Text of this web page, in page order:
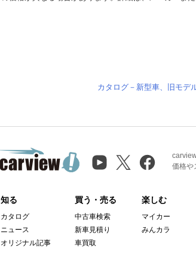
カタログ－新型車、旧モデ
価格や
知る
カタログ
ニュース
オリジナル記事
買う・売る
中古車検索
新車見積り
車買取
楽しむ
マイカー
みんカラ